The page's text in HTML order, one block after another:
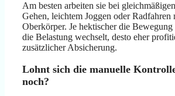
Am besten arbeiten sie bei
Gehen, leichtem Joggen oder Radfahren
Oberkörper. Je hektischer die
die Belastung wechselt, desto eher
zusätzlicher Absicherung.
Lohnt sich die manuelle
noch?